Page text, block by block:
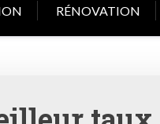
RÉNOVATION